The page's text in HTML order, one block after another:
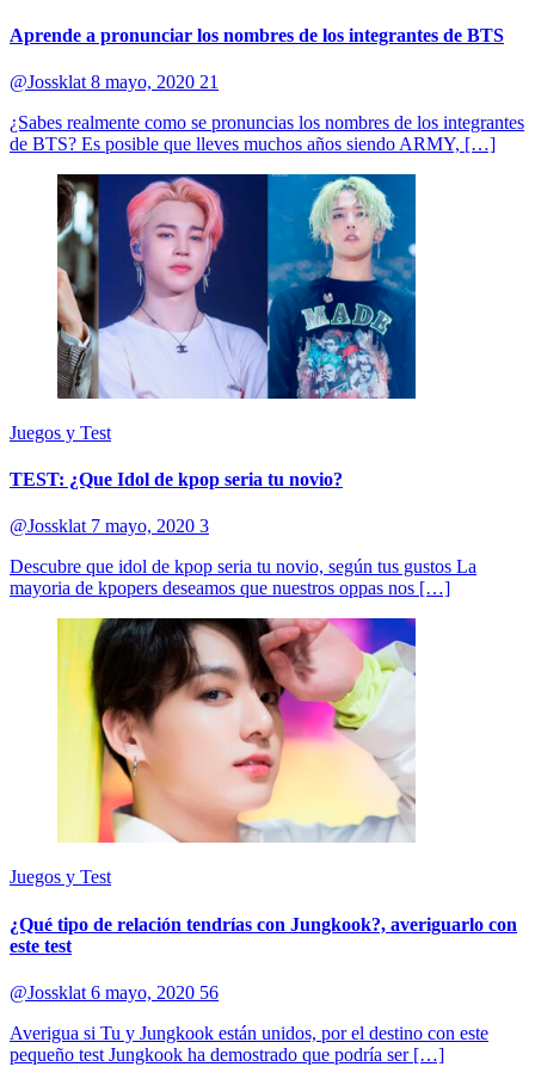
Aprende a pronunciar los nombres de los integrantes de BTS
@Jossklat 8 mayo, 2020 21
¿Sabes realmente como se pronuncias los nombres de los integrantes
de BTS? Es posible que lleves muchos años siendo ARMY, […]
Juegos y Test
TEST: ¿Que Idol de kpop seria tu novio?
@Jossklat 7 mayo, 2020 3
Descubre que idol de kpop seria tu novio, según tus gustos La
mayoria de kpopers deseamos que nuestros oppas nos […]
Juegos y Test
¿Qué tipo de relación tendrías con Jungkook?, averiguarlo con
este test
@Jossklat 6 mayo, 2020 56
Averigua si Tu y Jungkook están unidos, por el destino con este
pequeño test Jungkook ha demostrado que podría ser […]